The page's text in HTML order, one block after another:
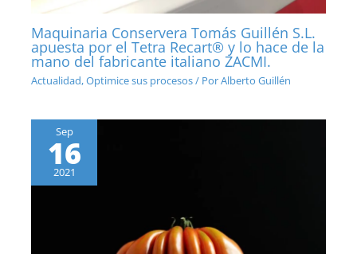
Maquinaria Conservera Tomás Guillén S.L.
apuesta por el Tetra Recart® y lo hace de la
mano del fabricante italiano ZACMI.
Actualidad,Optimice sus procesos/ PorAlberto Guillén
Sep
16
2021